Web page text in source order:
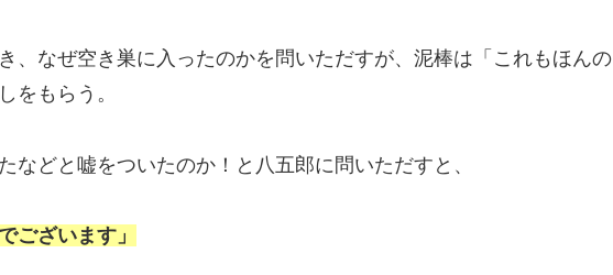
、なぜ空き巣に入ったのかを問いただすが、泥棒は「これもほんの
をもらう。
などと嘘をついたのか！と八五郎に問いただすと、
ございます」